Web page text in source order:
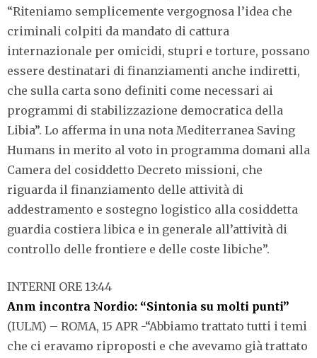
“Riteniamo semplicemente vergognosa l’idea che
criminali colpiti da mandato di cattura
internazionale per omicidi, stupri e torture, possano
essere destinatari di finanziamenti anche indiretti,
che sulla carta sono definiti come necessari ai
programmi di stabilizzazione democratica della
Libia”. Lo afferma in una nota Mediterranea Saving
Humans in merito al voto in programma domani alla
Camera del cosiddetto Decreto missioni, che
riguarda il finanziamento delle attività di
addestramento e sostegno logistico alla cosiddetta
guardia costiera libica e in generale all’attività di
controllo delle frontiere e delle coste libiche”.
INTERNI ORE 13:44
Anm incontra Nordio: “Sintonia su molti punti”
(IULM) – ROMA, 15 APR -“Abbiamo trattato tutti i temi
che ci eravamo riproposti e che avevamo già trattato